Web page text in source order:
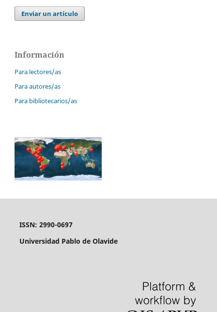
Enviar un artículo
Información
Para lectores/as
Para autores/as
Para bibliotecarios/as
ISSN: 2990-0697
Universidad Pablo de Olavide